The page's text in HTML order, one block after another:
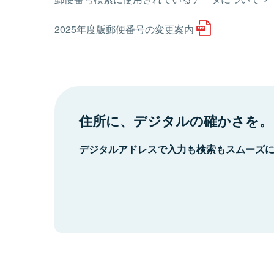
2025年度版郵便番号の変更案内
住所に、デジタルの確かさを。
デジタルアドレスで入力も検索もスムーズ